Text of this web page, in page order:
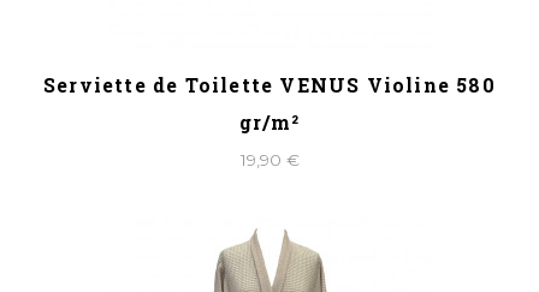
Serviette de Toilette VENUS Violine 580
gr/m²
19,90 €